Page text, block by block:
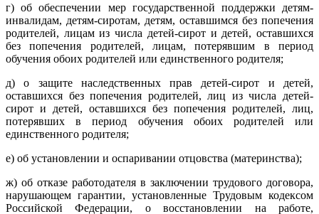
г) об обеспечении мер государственной поддержки детям-
инвалидам, детям-сиротам, детям, оставшимся без попечения
родителей, лицам из числа детей-сирот и детей, оставшихся
без попечения родителей, лицам, потерявшим в период
обучения обоих родителей или единственного родителя;
д) о защите наследственных прав детей-сирот и детей,
оставшихся без попечения родителей, лиц из числа детей-
сирот и детей, оставшихся без попечения родителей, лиц,
потерявших в период обучения обоих родителей или
единственного родителя;
е) об установлении и оспаривании отцовства (материнства);
ж) об отказе работодателя в заключении трудового договора,
нарушающем гарантии, установленные Трудовым кодексом
Российской Федерации, о восстановлении на работе,